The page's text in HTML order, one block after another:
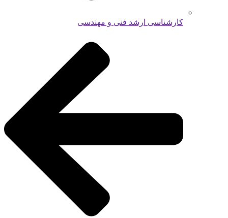
کارشناسی ارشد فنی و مهندسی